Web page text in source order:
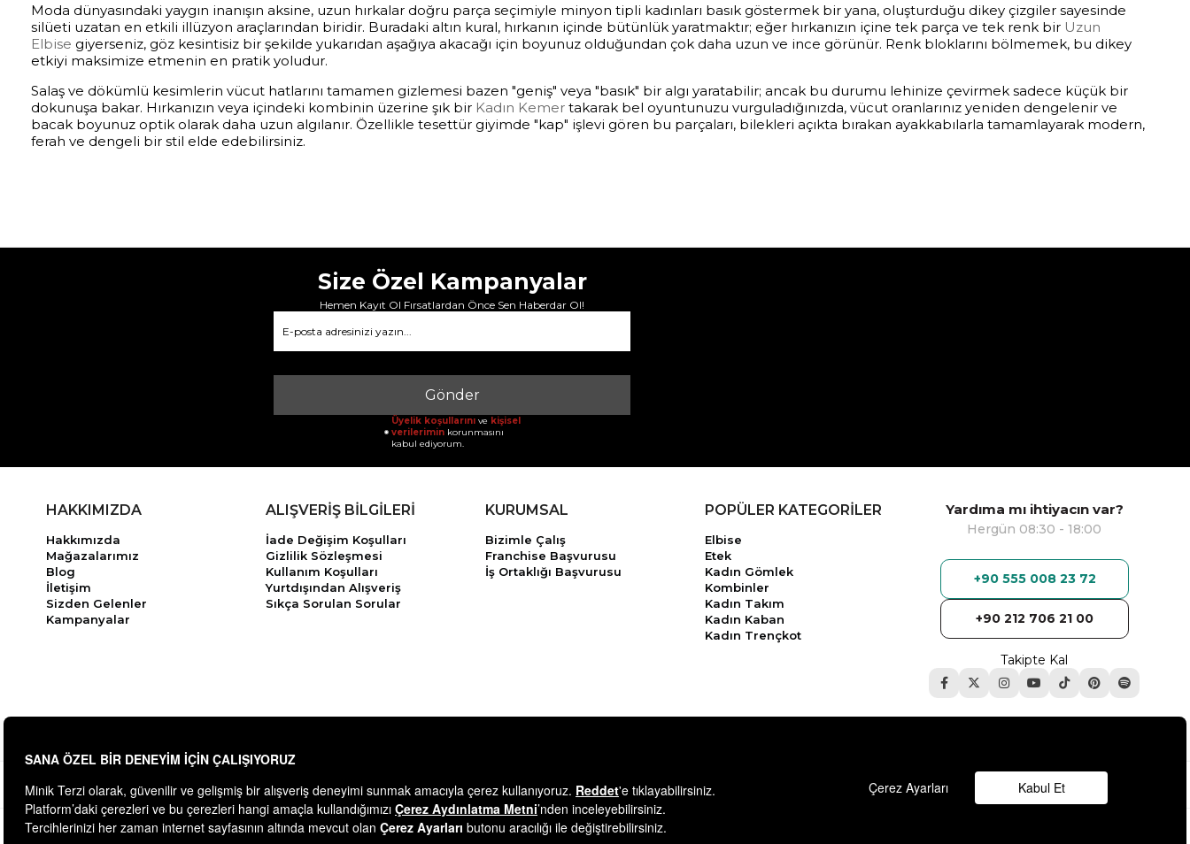
Moda dünyasındaki yaygın inanışın aksine, uzun hırkalar doğru parça seçimiyle minyon tipli kadınları basık göstermek bir yana, oluşturduğu dikey çizgiler sayesinde
silüeti uzatan en etkili illüzyon araçlarından biridir. Buradaki altın kural, hırkanın içinde bütünlük yaratmaktır; eğer hırkanızın içine tek parça ve tek renk bir Uzun
Elbise giyerseniz, göz kesintisiz bir şekilde yukarıdan aşağıya akacağı için boyunuz olduğundan çok daha uzun ve ince görünür. Renk bloklarını bölmemek, bu dikey
etkiyi maksimize etmenin en pratik yoludur.
Salaş ve dökümlü kesimlerin vücut hatlarını tamamen gizlemesi bazen "geniş" veya "basık" bir algı yaratabilir; ancak bu durumu lehinize çevirmek sadece küçük bir
dokunuşa bakar. Hırkanızın veya içindeki kombinin üzerine şık bir Kadın Kemer takarak bel oyuntunuzu vurguladığınızda, vücut oranlarınız yeniden dengelenir ve
bacak boyunuz optik olarak daha uzun algılanır. Özellikle tesettür giyimde "kap" işlevi gören bu parçaları, bilekleri açıkta bırakan ayakkabılarla tamamlayarak modern,
ferah ve dengeli bir stil elde edebilirsiniz.
Size Özel Kampanyalar
Hemen Kayıt Ol Fırsatlardan Önce Sen Haberdar Ol!
Gönder
Üyelik koşullarını ve kişisel
verilerimin korunmasını
kabul ediyorum.
HAKKIMIZDA
Hakkımızda
Mağazalarımız
Blog
İletişim
Sizden Gelenler
Kampanyalar
ALIŞVERİŞ BİLGİLERİ
İade Değişim Koşulları
Gizlilik Sözleşmesi
Kullanım Koşulları
Yurtdışından Alışveriş
Sıkça Sorulan Sorular
KURUMSAL
Bizimle Çalış
Franchise Başvurusu
İş Ortaklığı Başvurusu
POPÜLER KATEGORİLER
Elbise
Etek
Kadın Gömlek
Kombinler
Kadın Takım
Kadın Kaban
Kadın Trençkot
Yardıma mı ihtiyacın var?
Hergün 08:30 - 18:00
+90 555 008 23 72
+90 212 706 21 00
Takipte Kal
© 2025 minikterzi.com - Tüm Hakları Saklıdır.